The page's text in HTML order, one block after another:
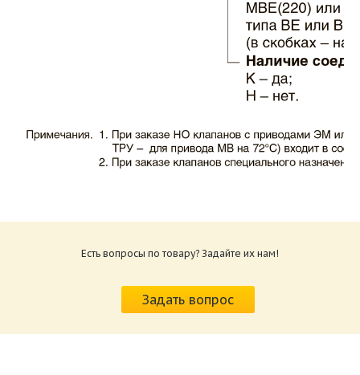
ВИНГС-М КЛОП-1.pdf
приводов КЛОП-1.pdf
Размер: 520.36 Кб
Есть вопросы по товару? Задайте их нам!
Задать вопрос